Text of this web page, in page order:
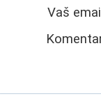
Vaš